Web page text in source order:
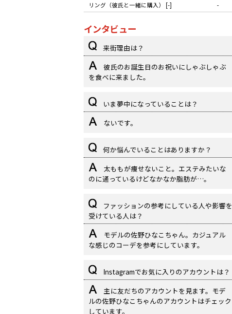
リング（彼氏と一緒に購入） [-]
-
インタビュー
来街理由は？
彼氏のお誕生日のお祝いにしゃぶしゃぶ
を食べに来ました。
いま夢中になっていることは？
ないです。
何か悩んでいることはありますか？
太ももが痩せないこと。エステみたいな
のに通っているけどなかなか脂肪が…。
ファッションの参考にしている人や影響を
受けている人は？
モデルの佐野ひなこちゃん。カジュアル
な感じのコーデを参考にしています。
Instagramでお気に入りのアカウントは？
主に友だちのアカウントを見ます。モデ
ルの佐野ひなこちゃんのアカウントはチェック
しています。